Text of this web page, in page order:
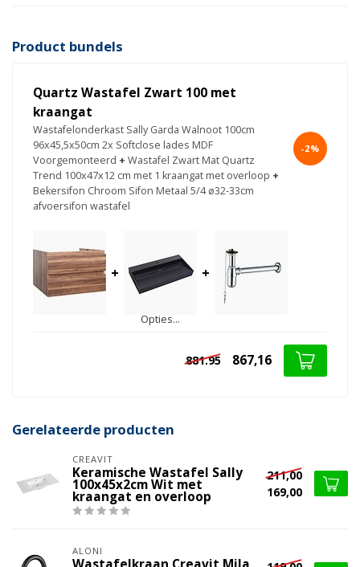
Product bundels
Quartz Wastafel Zwart 100 met
kraangat
Wastafelonderkast Sally Garda Walnoot 100cm
96x45,5x50cm 2x Softclose lades MDF
Voorgemonteerd + Wastafel Zwart Mat Quartz
Trend 100x47x12 cm met 1 kraangat met overloop +
Bekersifon Chroom Sifon Metaal 5/4 ø32-33cm
afvoersifon wastafel
-2%
+
Opties...
+
881.95 867,16
Gerelateerde producten
CREAVIT
Keramische Wastafel Sally
100x45x2cm Wit met
kraangat en overloop
211,00
169,00
ALONI